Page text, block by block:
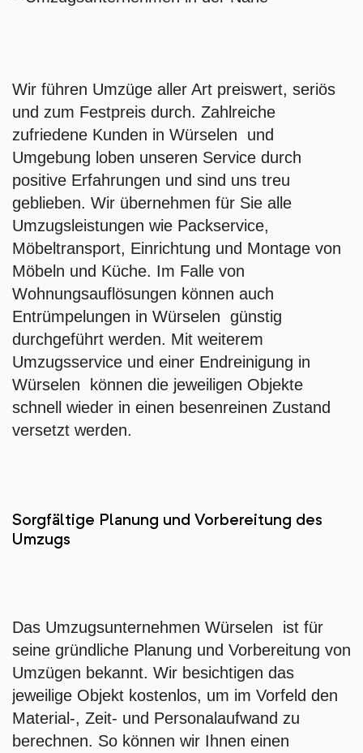
Wir führen Umzüge aller Art preiswert, seriös
und zum Festpreis durch. Zahlreiche
zufriedene Kunden in Würselen und
Umgebung loben unseren Service durch
positive Erfahrungen und sind uns treu
geblieben. Wir übernehmen für Sie alle
Umzugsleistungen wie Packservice,
Möbeltransport, Einrichtung und Montage von
Möbeln und Küche. Im Falle von
Wohnungsauflösungen können auch
Entrümpelungen in Würselen günstig
durchgeführt werden. Mit weiterem
Umzugsservice und einer Endreinigung in
Würselen können die jeweiligen Objekte
schnell wieder in einen besenreinen Zustand
versetzt werden.
Sorgfältige Planung und Vorbereitung des
Umzugs
Das Umzugsunternehmen Würselen ist für
seine gründliche Planung und Vorbereitung von
Umzügen bekannt. Wir besichtigen das
jeweilige Objekt kostenlos, um im Vorfeld den
Material-, Zeit- und Personalaufwand zu
berechnen. So können wir Ihnen einen